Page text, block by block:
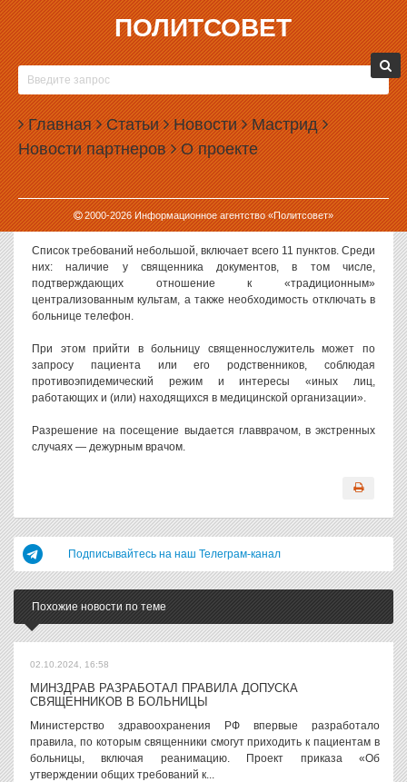
ПОЛИТСОВЕТ
Главная Статьи Новости Мастрид
Новости партнеров О проекте
2000-2026Информационное агентство «Политсовет»
02.12.2024, 14:19
МИНЗДРАВ ОПРЕДЕЛИЛ ПОРЯДОК ДОСТУПА
СВЯЩЕННОСЛУЖИТЕЛЕЙ К ПАЦИЕНТАМ
Министерство здравоохранения России утвердило требования к
посещению пациентов, находящихся на лечении в
государственных больницах, работниками культа для проведения
богослужений, других религиозных обрядов и церемоний в
медучреждениях, в том числе в палатах интенсивной терапии и
реанимации.
Список требований небольшой, включает всего 11 пунктов. Среди
них: наличие у священника документов, в том числе,
подтверждающих отношение к «традиционным»
централизованным культам, а также необходимость отключать в
больнице телефон.
При этом прийти в больницу священнослужитель может по
запросу пациента или его родственников, соблюдая
противоэпидемический режим и интересы «иных лиц,
работающих и (или) находящихся в медицинской организации».
Разрешение на посещение выдается главврачом, в экстренных
случаях — дежурным врачом.
Подписывайтесь на наш Телеграм-канал
Похожие новости по теме
02.10.2024, 16:58
МИНЗДРАВ РАЗРАБОТАЛ ПРАВИЛА ДОПУСКА
СВЯЩЕННИКОВ В БОЛЬНИЦЫ
Министерство здравоохранения РФ впервые разработало
правила, по которым священники смогут приходить к пациентам в
больницы, включая реанимацию. Проект приказа «Об
утверждении общих требований к...